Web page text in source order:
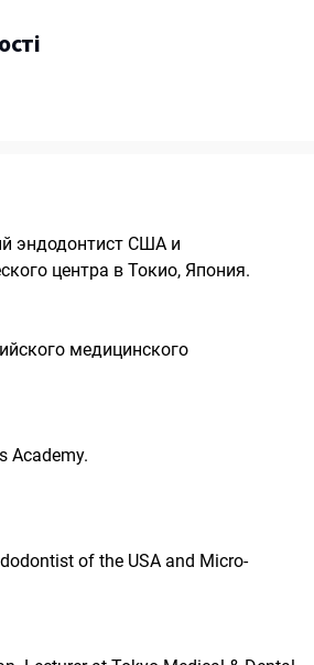
эндодонтист США и
центра в Токио, Япония.
медицинского
Academy.
of the USA and Micro-